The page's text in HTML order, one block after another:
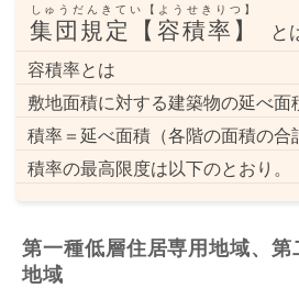
集団規定【容積率】
しゅうだんきてい【ようせきりつ】
と
容積率とは
敷地面積に対する建築物の延べ面
積率＝延べ面積（各階の面積の合
積率の最高限度は以下のとおり。
第一種低層住居専用地域、第
地域